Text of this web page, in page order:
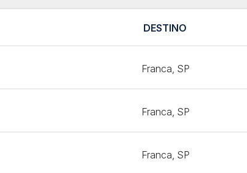
DESTINO
Franca, SP
Franca, SP
Franca, SP